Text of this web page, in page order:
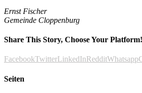
Ernst Fischer
Gemeinde Cloppenburg
Share This Story, Choose Your Platform!
FacebookTwitterLinkedInRedditWhatsapp
Seiten